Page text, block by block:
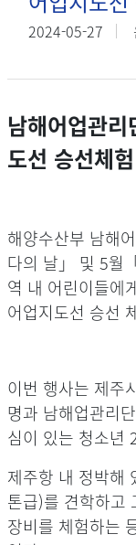
2024-05-27
남해어업관리
도선 승선체
해양수산부 남해
다의 날」 및 5월
역 내 어린이들에
어업지도선 승선
이번 행사는 제주
명과 남해업관리
심이 있는 청소년
제주항 내 정박해
톤급)를 견학하고
장비를 체험하는